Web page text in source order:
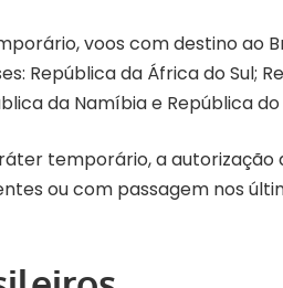
voos com destino ao
República da África do Sul;
da Namíbia e República
temporário, a autorização
ou com passagem nos